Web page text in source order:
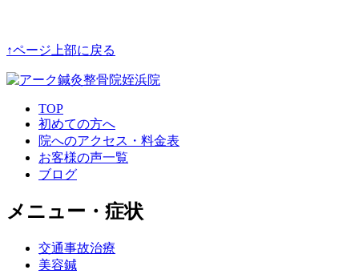
↑ページ上部に戻る
TOP
初めての方へ
院へのアクセス・料金表
お客様の声一覧
ブログ
メニュー・症状
交通事故治療
美容鍼